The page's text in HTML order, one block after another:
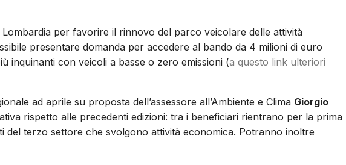
per favorire il rinnovo del parco veicolare delle attività
presentare domanda per accedere al bando da 4 milioni di euro
inquinanti con veicoli a basse o zero emissioni (a questo link ulteriori
ad aprile su proposta dell’assessore all’Ambiente e Clima Giorgio
rispetto alle precedenti edizioni: tra i beneficiari rientrano per la prima
del terzo settore che svolgono attività economica. Potranno inoltre